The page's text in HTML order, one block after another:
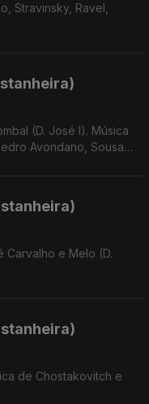
Stravinsky, Ravel,
(D. José I). Música
Avondano, Sousa
Carvalho e Melo (D.
de Chostakovitch e